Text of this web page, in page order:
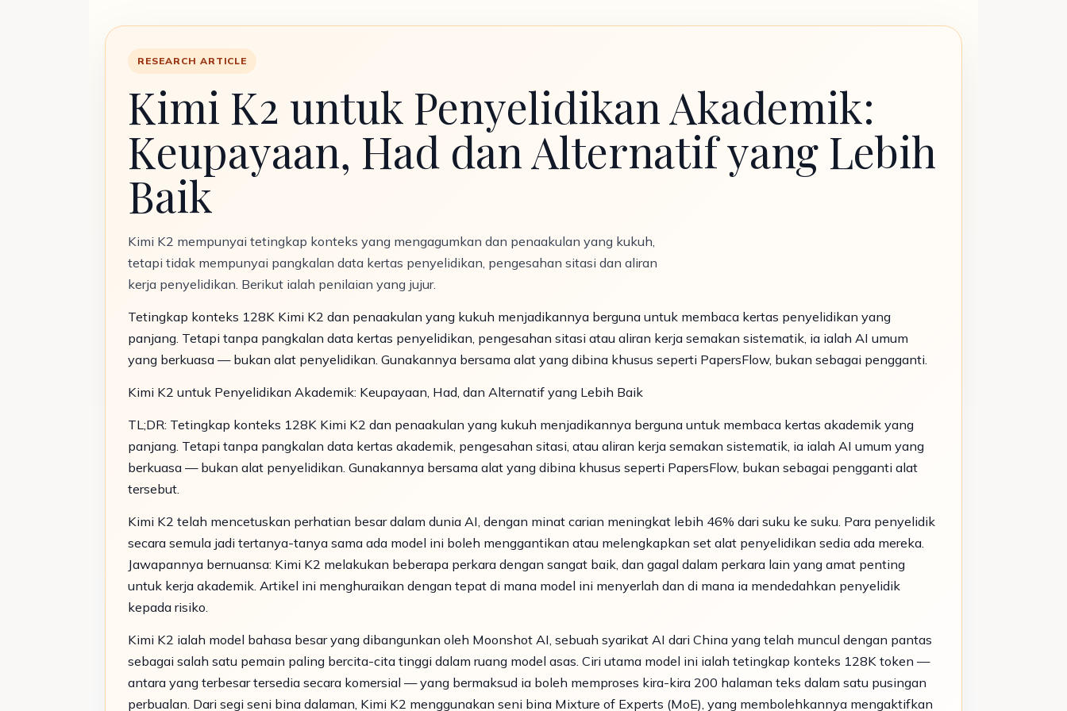
RESEARCH ARTICLE
Kimi K2 untuk Penyelidikan Akademik:
Keupayaan, Had dan Alternatif yang Lebih
Baik
Kimi K2 mempunyai tetingkap konteks yang mengagumkan dan penaakulan yang kukuh,
tetapi tidak mempunyai pangkalan data kertas penyelidikan, pengesahan sitasi dan aliran
kerja penyelidikan. Berikut ialah penilaian yang jujur.
Tetingkap konteks 128K Kimi K2 dan penaakulan yang kukuh menjadikannya berguna untuk membaca kertas penyelidikan yang
panjang. Tetapi tanpa pangkalan data kertas penyelidikan, pengesahan sitasi atau aliran kerja semakan sistematik, ia ialah AI umum
yang berkuasa — bukan alat penyelidikan. Gunakannya bersama alat yang dibina khusus seperti PapersFlow, bukan sebagai pengganti.
Kimi K2 untuk Penyelidikan Akademik: Keupayaan, Had, dan Alternatif yang Lebih Baik
TL;DR: Tetingkap konteks 128K Kimi K2 dan penaakulan yang kukuh menjadikannya berguna untuk membaca kertas akademik yang
panjang. Tetapi tanpa pangkalan data kertas akademik, pengesahan sitasi, atau aliran kerja semakan sistematik, ia ialah AI umum yang
berkuasa — bukan alat penyelidikan. Gunakannya bersama alat yang dibina khusus seperti PapersFlow, bukan sebagai pengganti alat
tersebut.
Kimi K2 telah mencetuskan perhatian besar dalam dunia AI, dengan minat carian meningkat lebih 46% dari suku ke suku. Para penyelidik
secara semula jadi tertanya-tanya sama ada model ini boleh menggantikan atau melengkapkan set alat penyelidikan sedia ada mereka.
Jawapannya bernuansa: Kimi K2 melakukan beberapa perkara dengan sangat baik, dan gagal dalam perkara lain yang amat penting
untuk kerja akademik. Artikel ini menghuraikan dengan tepat di mana model ini menyerlah dan di mana ia mendedahkan penyelidik
kepada risiko.
Kimi K2 ialah model bahasa besar yang dibangunkan oleh Moonshot AI, sebuah syarikat AI dari China yang telah muncul dengan pantas
sebagai salah satu pemain paling bercita-cita tinggi dalam ruang model asas. Ciri utama model ini ialah tetingkap konteks 128K token —
antara yang terbesar tersedia secara komersial — yang bermaksud ia boleh memproses kira-kira 200 halaman teks dalam satu pusingan
perbualan. Dari segi seni bina dalaman, Kimi K2 menggunakan seni bina Mixture of Experts (MoE), yang membolehkannya mengaktifkan